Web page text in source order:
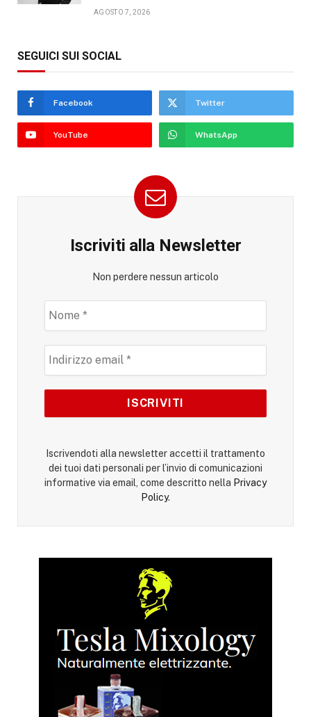
AGOSTO 7, 2026
SEGUICI SUI SOCIAL
Facebook Twitter
YouTube WhatsApp
Iscriviti alla Newsletter
Non perdere nessun articolo
Iscrivendoti alla newsletter accetti il trattamento
dei tuoi dati personali per l’invio di comunicazioni
informative via email, come descritto nella Privacy
Policy.